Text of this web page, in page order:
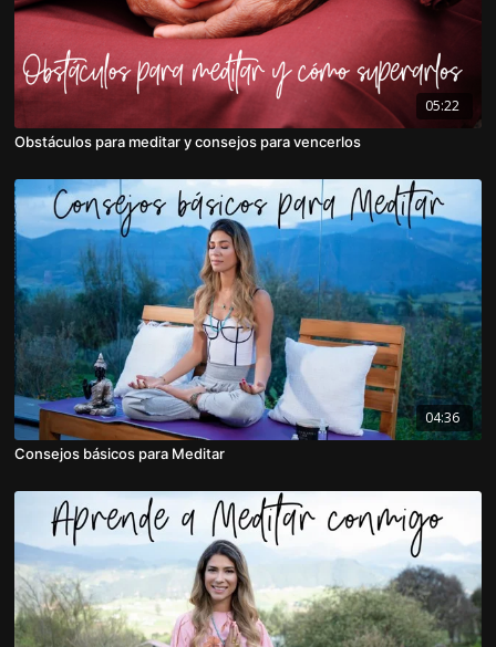
05:22
Obstáculos para meditar y consejos para vencerlos
04:36
Consejos básicos para Meditar